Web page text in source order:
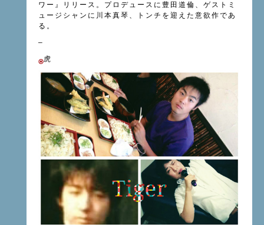
ワー』リリース。プロデュースに豊田道倫、ゲストミ
ュージシャンに川本真琴、トンチを迎えた意欲作であ
る。
–
虎